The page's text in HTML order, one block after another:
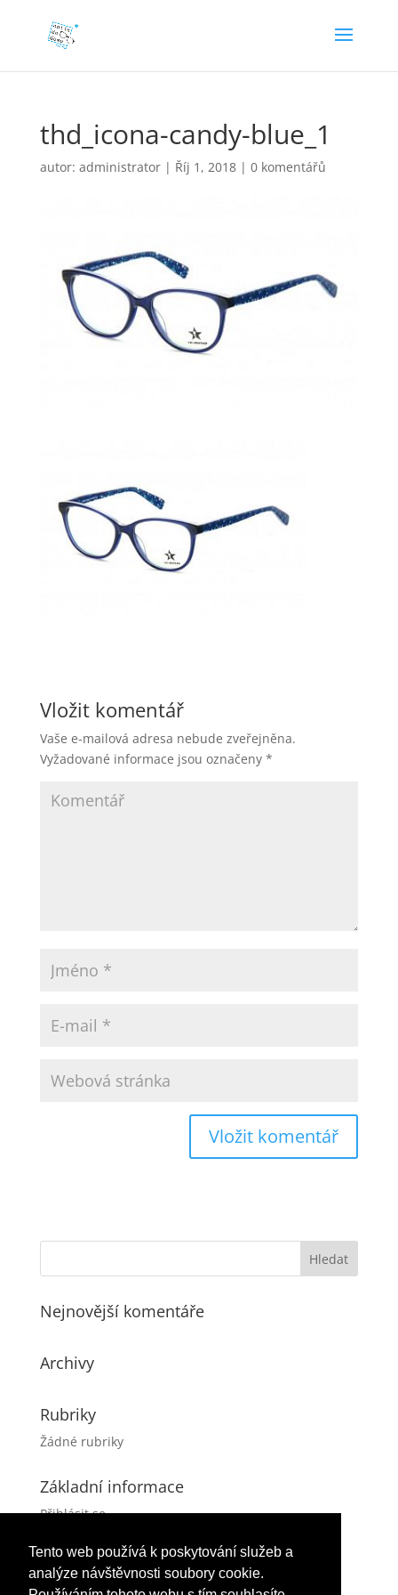
Tento web používá k poskytování služeb a
analýze návštěvnosti soubory cookie.
thd_icona-candy-blue_1
autor: administrator| Říj 1, 2018| 0 komentářů
Vložit komentář
Vaše e-mailová adresa nebude zveřejněna.
Vyžadované informace jsou označeny *
Nejnovější komentáře
Archivy
Rubriky
Žádné rubriky
Základní informace
Přihlásit se
Kanál komentářů